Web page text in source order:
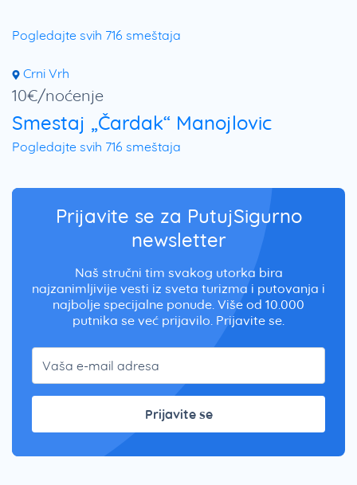
Pogledajte svih 716 smeštaja
Crni Vrh
10€/noćenje
Smestaj „Čardak“ Manojlovic
Pogledajte svih 716 smeštaja
Prijavite se za PutujSigurno
newsletter
Naš stručni tim svakog utorka bira
najzanimljivije vesti iz sveta turizma i putovanja i
najbolje specijalne ponude. Više od 10.000
putnika se već prijavilo. Prijavite se.
Prijavite se